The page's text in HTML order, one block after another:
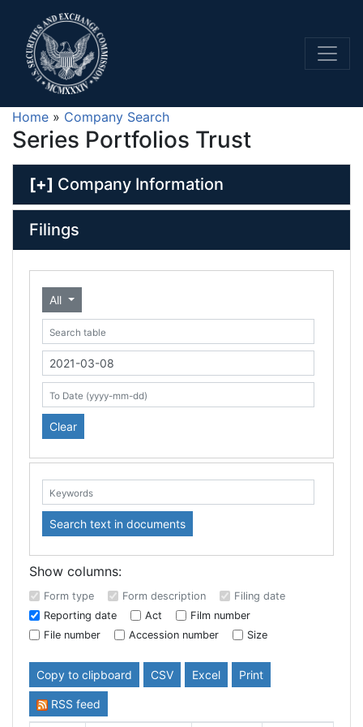
Home » Company Search
Series Portfolios Trust
[+] Company Information
Filings
All
Search table
From Date (yyyy-mm-dd)
To Date (yyyy-mm-dd)
Clear
Keywords: Search text in documents
Show columns:
Form type Form description
Filing date
Reporting date
Act
Film number
File number
Accession number Size
Copy to clipboard CSV Excel Print
RSS feed